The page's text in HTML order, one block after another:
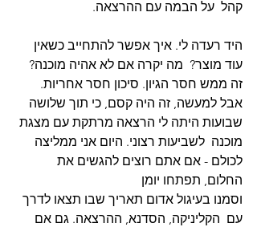
קהל  על הבמה עם ההרצאה.
היד רעדה לי. איך אפשר להתחייב כשאין
עוד מוצר?  מה יקרה אם לא אהיה מוכנה?
זה ממש חסר הגיון. סיכון חסר אחריות.
‎אבל למעשה, זה היה קסם, כי תוך שלושה
שבועות היתה לי הרצאה מרתקת עם מצגת
מוכנה  לשביעות רצוני. ‎היום אני ממליצה
לכולם - אם אתם רוצים להגשים את
החלום, תפתחו יומן
וסמנו בעיגול אדום תאריך שבו תצאו לדרך
עם  הקליניקה, הסדנא, ההרצאה. גם אם